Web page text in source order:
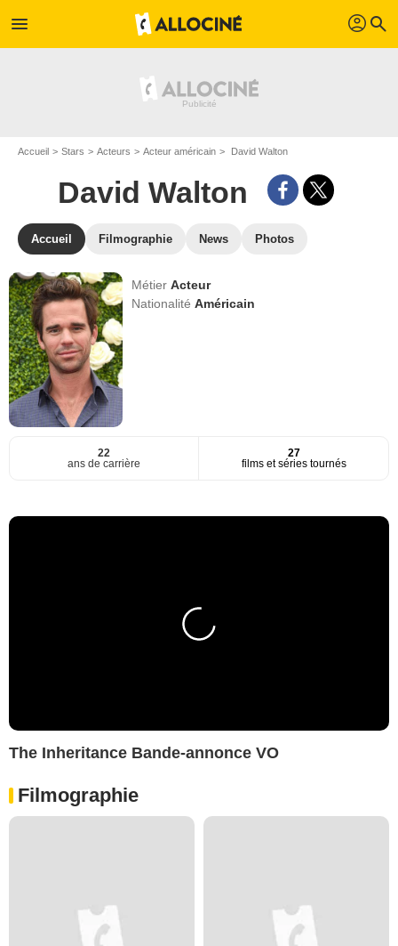
menu profil search
Accueil Stars Acteurs Acteur américain David Walton
David Walton
Accueil Filmographie News Photos
MétierActeur
NationalitéAméricain
22
ans de carrière
27
films et séries tournés
The Inheritance Bande-annonce VO
Filmographie